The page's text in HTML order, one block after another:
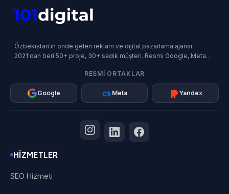
Özbekistan'ın önde gelen reklam ve dijital pazarlama ajansı.
2021'dan beri 50+ proje, 30+ sadık müşteri. Resmi Google, Meta
RESMI ORTAKLAR
Google Meta Yandex
HIZMETLER
SEO Hizmeti